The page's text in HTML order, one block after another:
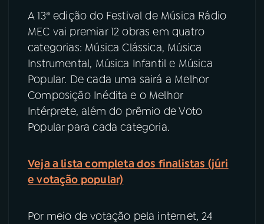
07ÚLTIMAS
PRÊMIO RÁDIO MEC
ACOMPANHE A RÁDIO MEC
YouTube Facebook
TikTok
A 13ª edição do Festival de Música Rádio
MEC vai premiar 12 obras em quatro
categorias: Música Clássica, Música
Instrumental, Música Infantil e Música
Popular. De cada uma sairá a Melhor
Composição Inédita e o Melhor
Intérprete, além do prêmio de Voto
Popular para cada categoria.
Veja a lista completa dos finalistas (júri
e votação popular)
Por meio de votação pela internet, 24